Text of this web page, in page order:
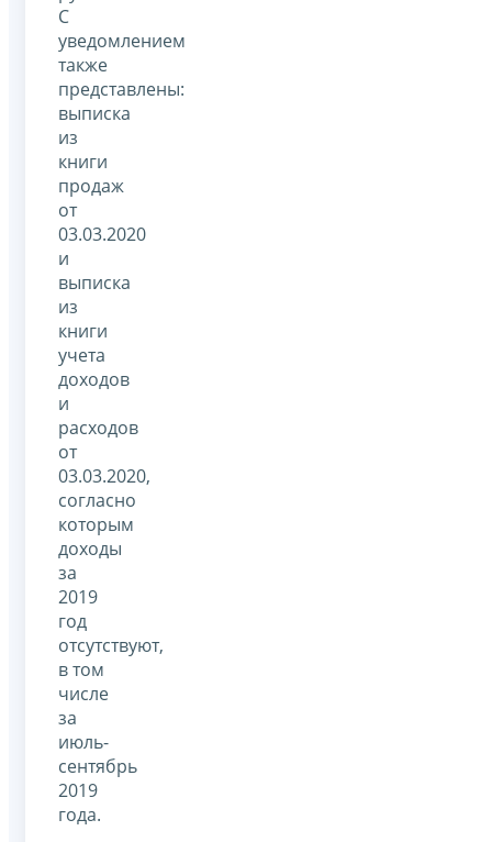
С
уведомлением
также
представлены:
выписка
из
книги
продаж
от
03.03.2020
и
выписка
из
книги
учета
доходов
и
расходов
от
03.03.2020,
согласно
которым
доходы
за
2019
год
отсутствуют,
в том
числе
за
июль-
сентябрь
2019
года.